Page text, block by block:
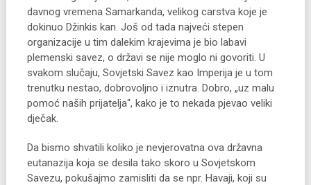
davnog vremena Samarkanda, velikog carstva koje je
dokinuo Džinkis kan. Još od tada najveći stepen
organizacije u tim dalekim krajevima je bio labavi
plemenski savez, o državi se nije moglo ni govoriti. U
svakom slučaju, Sovjetski Savez kao Imperija je u tom
trenutku nestao, dobrovoljno i iznutra. Dobro, „uz malu
pomoć naših prijatelja“, kako je to nekada pjevao veliki
dječak.
Da bismo shvatili koliko je nevjerovatna ova državna
eutanazija koja se desila tako skoro u Sovjetskom
Savezu, pokušajmo zamisliti da se npr. Havaji, koji su